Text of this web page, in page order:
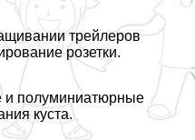
трейлеров
розетки.
и полуминиатюрные
куста.